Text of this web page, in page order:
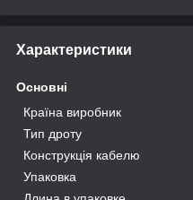
Характеристики
Основні
Країна виробник
Тип дроту
Конструкція кабелю
Упаковка